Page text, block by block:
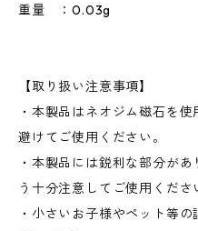
重量 ：0.03g
【取り扱い注意事項】
・本製品はネオジム磁石を
避けてご使用ください。
・本製品には鋭利な部分が
う十分注意してご使用くださ
・小さいお子様やペット等